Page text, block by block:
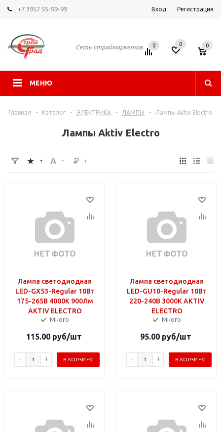
+7 3952 55-99-99 Вход Регистрация
Сеть строймаркетов
МЕНЮ
0 0 0
Главная - Каталог - ЭЛЕКТРИКА - ЛАМПЫ - Лампы Aktiv Electro
Лампы Aktiv Electro
Лампа светодиодная
LED-GX53-Regular 10Вт
175-265В 4000К 900Лм
AKTIV ELECTRO
Много
115.00руб/шт
В КОРЗИНУ
Лампа светодиодная
LED-GU10-Regular 10Вт
220-240В 3000К AKTIV
ELECTRO
Много
95.00 руб/шт
В КОРЗИНУ